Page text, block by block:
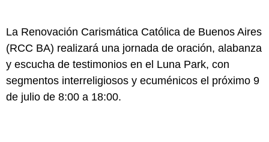
La Renovación Carismática Católica de Buenos Aires
(RCC BA) realizará una jornada de oración, alabanza
y escucha de testimonios en el Luna Park, con
segmentos interreligiosos y ecuménicos el próximo 9
de julio de 8:00 a 18:00.